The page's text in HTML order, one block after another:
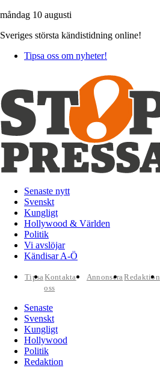
måndag 10 augusti
Sveriges största kändistidning online!
Tipsa oss om nyheter!
Senaste nytt
Svenskt
Kungligt
Hollywood & Världen
Politik
Vi avslöjar
Kändisar A-Ö
TipsaKontakta
oss
AnnonseraRedaktion
Senaste
Svenskt
Kungligt
Hollywood
Politik
Redaktion